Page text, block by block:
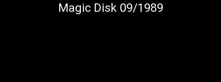
Magic Disk 09/1989